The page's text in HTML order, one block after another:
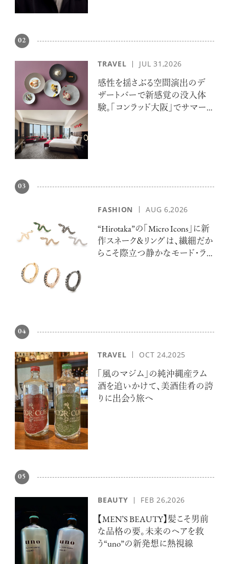
02
TRAVEL JUL 31,2026
感性を揺さぶる空間演出のデ
ザートバーで新感覚の没入体
験。「コンラッド大阪」でサマー
03
FASHION AUG 6,2026
“Hirotaka”の「Micro Icons」に新
作スネーク＆リングは、繊細だか
らこそ際立つ静かなモード・ラ
04
TRAVEL OCT 24,2025
「風のマジム」の純沖縄産ラム
酒を追いかけて、美酒佳肴の誇
りに出会う旅へ
05
BEAUTY FEB 26,2026
【MEN’S BEAUTY】髪こそ男前
な品格の要。未来のヘアを救
う“uno”の新発想に熱視線